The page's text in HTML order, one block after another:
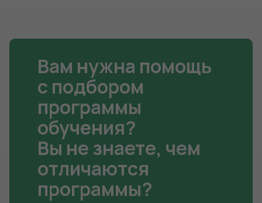
Вам нужна помощь
с подбором
программы
обучения?
Вы не знаете, чем
отличаются
программы?
Идеальный график, мы
позднее время
Электронная библиотека.
К каждому курсу мы предоставляем
методические материалы